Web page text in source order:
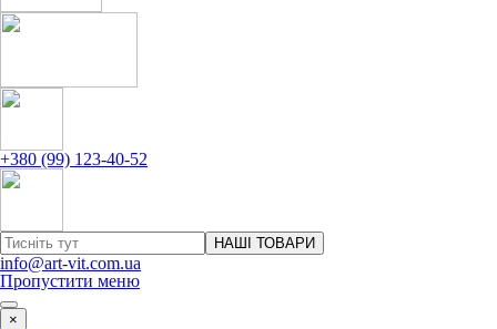
+380 (99) 123-40-52
НАШІ ТОВАРИ
info@art-vit.com.ua
Пропустити меню
×